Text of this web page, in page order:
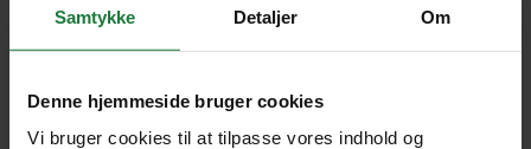
Samtykke Detaljer Om
Denne hjemmeside bruger cookies
Vi bruger cookies til at tilpasse vores indhold og
SE UDFLUGT